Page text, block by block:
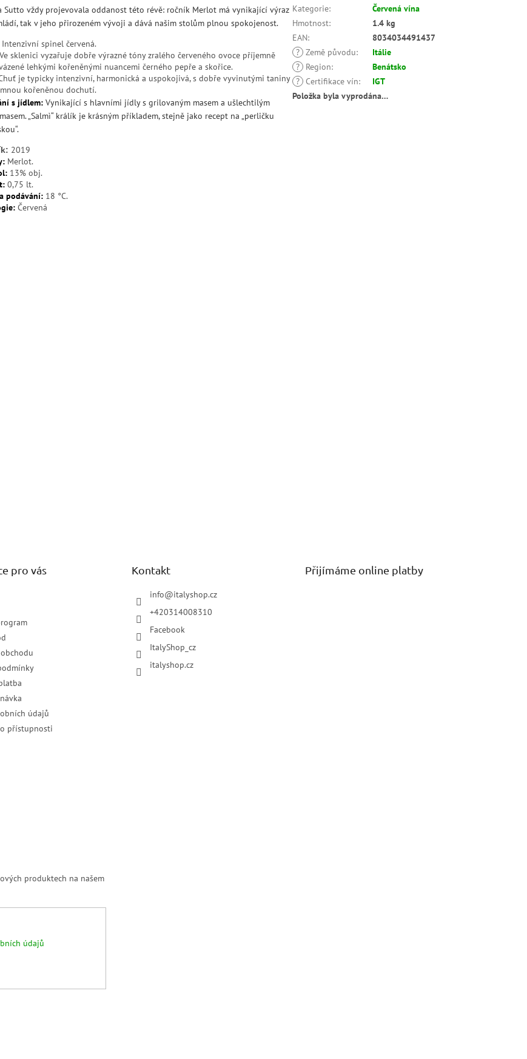
Sutto vždy projevovala oddanost této révě: ročník Merlot má vynikající výraz
tak v jeho přirozeném vývoji a dává našim stolům plnou spokojenost.
Intenzivní spinel červená.
sklenici vyzařuje dobře výrazné tóny zralého červeného ovoce příjemně
lehkými kořeněnými nuancemi černého pepře a skořice.
je typicky intenzivní, harmonická a uspokojivá, s dobře vyvinutými taniny
kořeněnou dochutí.
s jídlem:Vyni­kající s hlavními jídly s grilovaným masem a ušlechtilým
„Salmì“ králík je krásným příkladem, stejně jako recept na „perličku
2019
Merlot.
13% obj.
0,75 lt.
podávání:18 °C.
Červená
Kategorie:
Červená vína
Hmotnost:
1.4 kg
EAN:
8034034491437
? Země původu:
Itálie
?
Region:
Benátsko
? Certifikace vín:
IGT
Položka byla vyprodána…
pro vás
údajů
přístupnosti
Kontakt
info@italyshop.cz
+420314008310
Facebook
ItalyShop_cz
italyshop.cz
Přijímáme online platby
produktech na našem
údajů